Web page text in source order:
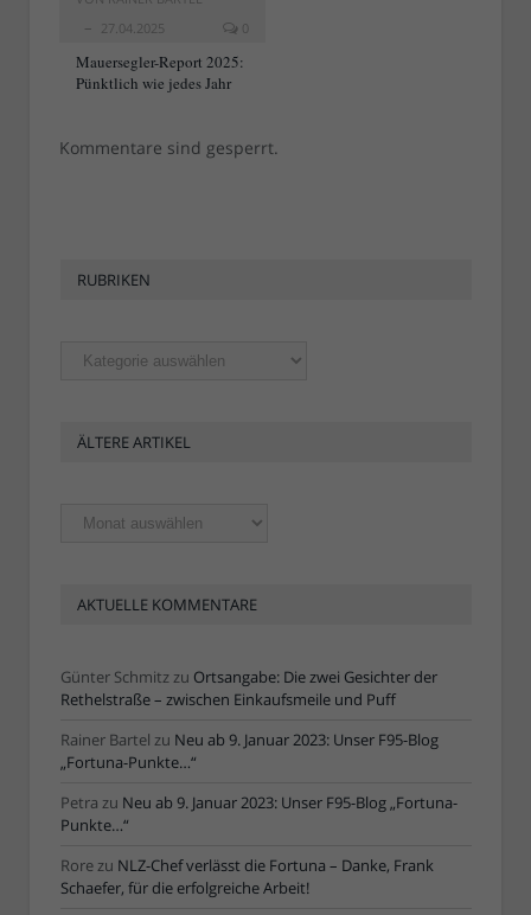
27.04.2025
0
Mauersegler-Report 2025:
Pünktlich wie jedes Jahr
Kommentare sind gesperrt.
RUBRIKEN
Rubriken
ÄLTERE ARTIKEL
Ältere
Artikel
AKTUELLE KOMMENTARE
Günter Schmitz zu Ortsangabe: Die zwei Gesichter der
Rethelstraße – zwischen Einkaufsmeile und Puff
Rainer Bartel zu Neu ab 9. Januar 2023: Unser F95-Blog
„Fortuna-Punkte…“
Petra zu Neu ab 9. Januar 2023: Unser F95-Blog „Fortuna-
Punkte…“
Rore zu NLZ-Chef verlässt die Fortuna – Danke, Frank
Schaefer, für die erfolgreiche Arbeit!